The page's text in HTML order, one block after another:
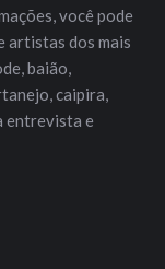
você pode
artistas dos mais
baião,
caipira,
entrevista e